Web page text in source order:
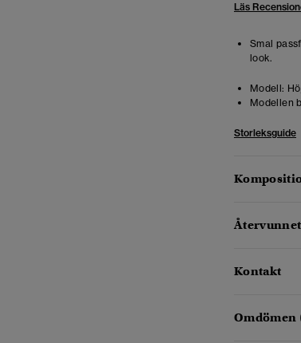
Läs
Smal
look.
Modell:
Modellen
Storleksguide
Kontakt
Omdömen